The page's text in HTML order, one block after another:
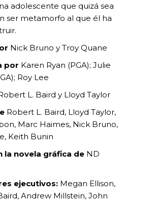
adolescente que quizá sea
ser metamorfo al que él ha
Nick Bruno y Troy Quane
por Karen Ryan (PGA); Julie
Roy Lee
L. Baird y Lloyd Taylor
Robert L. Baird, Lloyd Taylor,
Marc Haimes, Nick Bruno,
Keith Bunin
la novela gráfica de ND
ejecutivos: Megan Ellison,
Andrew Millstein, John